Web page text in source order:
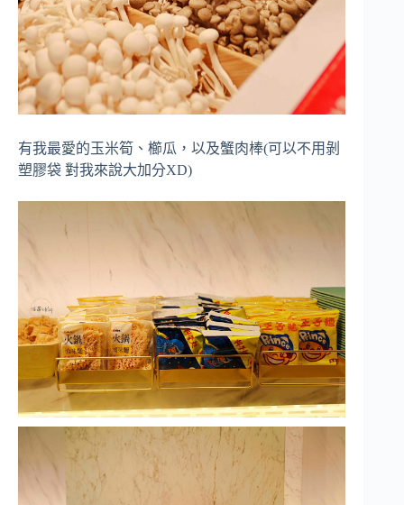
有我最愛的玉米筍、櫛瓜，以及蟹肉棒(可以不用剝
塑膠袋 對我來說大加分XD)